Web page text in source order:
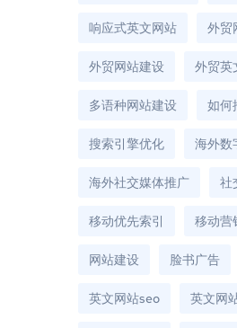
响应式英文网站 外贸
外贸网站建设 外贸英
多语种网站建设 如何
搜索引擎优化 海外数
海外社交媒体推广 社
移动优先索引 移动营
网站建设 脸书广告
英文网站seo 英文网